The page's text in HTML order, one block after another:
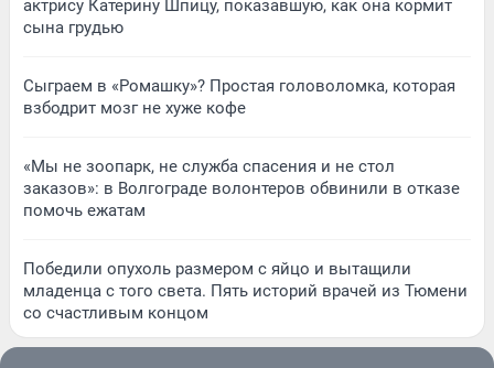
актрису Катерину Шпицу, показавшую, как она кормит
сына грудью
Сыграем в «Ромашку»? Простая головоломка, которая
взбодрит мозг не хуже кофе
«Мы не зоопарк, не служба спасения и не стол
заказов»: в Волгограде волонтеров обвинили в отказе
помочь ежатам
Победили опухоль размером с яйцо и вытащили
младенца с того света. Пять историй врачей из Тюмени
со счастливым концом